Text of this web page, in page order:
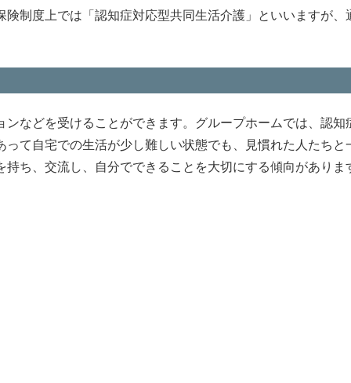
制度上では「認知症対応型共同生活介護」といいますが、
などを受けることができます。グループホームでは、認知
て自宅での生活が少し難しい状態でも、見慣れた人たちと
ち、交流し、自分でできることを大切にする傾向がありま